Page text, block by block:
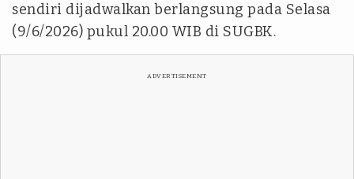
sendiri dijadwalkan berlangsung pada Selasa
(9/6/2026) pukul 20.00 WIB di SUGBK.
ADVERTISEMENT